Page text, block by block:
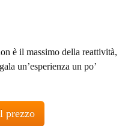
è il massimo della reattività,
un’esperienza un po’
prezzo